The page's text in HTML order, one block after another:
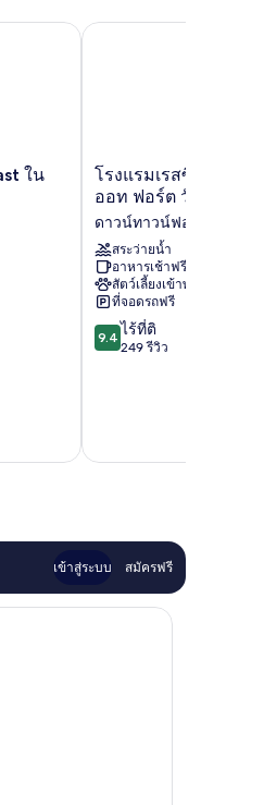
ใน
Fort Walton Beach!
โรง
แรม
ซิ
เดน
ซ์
อินน์
บาย
มา
ริ
บีช
อร์ต
วอล
บีช
โรงแรมเรสซิเดนซ์ อิ
ออท ฟอร์ต วัลตัน บีช
ดาวน์ทาวน์ฟอร์ตวอลตัน
สระว่ายน้ำ
อาหารเช้าฟรี
สัตว์เลี้ยงเข้าพักได้
ที่จอดรถฟรี
9.4
จาก
รีวิว
9.4 ไร้ที่ติ
249 รีวิว
โรงแรมเรสซิเดนซ์ อิน
เข้าสู่ระบบ สมัครฟรี